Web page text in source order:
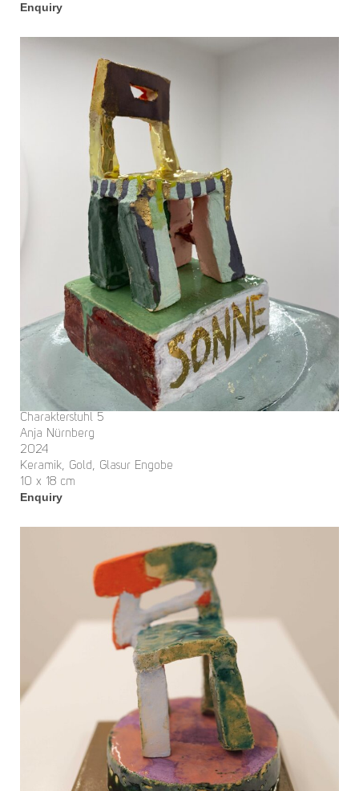
Enquiry
Charakterstuhl 5
Anja Nürnberg
2024
Keramik, Gold, Glasur Engobe
10 x 18 cm
Enquiry